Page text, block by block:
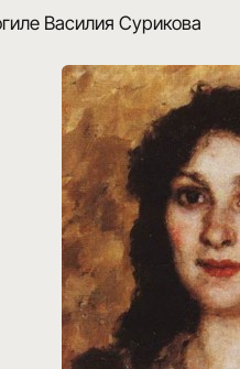
Василия Сурикова